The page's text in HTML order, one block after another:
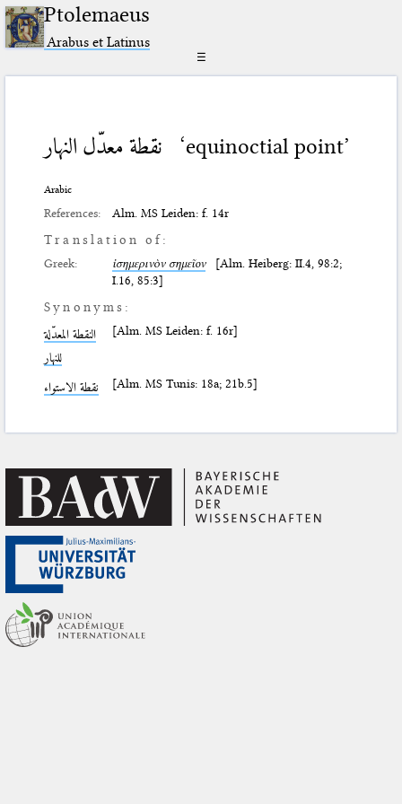
Ptolemaeus
Arabus et Latinus
☰
نقطة معدّل النهار ‘equinoctial point’
Arabic
References: Alm. MS Leiden: f. 14r
Translation of:
Greek: ἰσημερινὸν σημεῖον[Alm. Heiberg: II.4, 98:2;
I.16, 85:3]
Synonyms:
النقطة المعدّلة
للنهار
[Alm. MS Leiden: f. 16r]
نقطة الاستواء [Alm. MS Tunis: 18a; 21b.5]